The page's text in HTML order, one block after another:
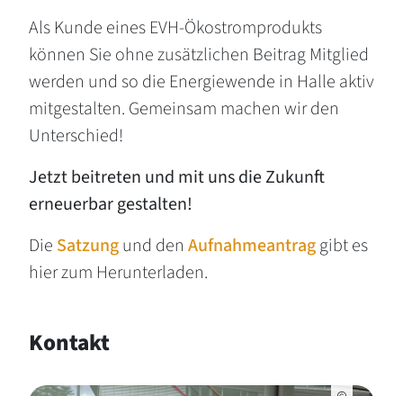
Als Kunde eines EVH-Ökostromprodukts
können Sie ohne zusätzlichen Beitrag Mitglied
werden und so die Energiewende in Halle aktiv
mitgestalten. Gemeinsam machen wir den
Unterschied!
Jetzt beitreten und mit uns die Zukunft
erneuerbar gestalten!
Die Satzungund den Aufnahmeantraggibt es
hier zum Herunterladen.
Kontakt